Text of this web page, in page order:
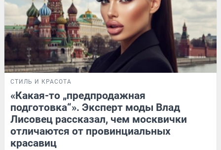
СТИЛЬ И КРАСОТА
«Какая-то „предпродажная
подготовка“». Эксперт моды Влад
Лисовец рассказал, чем москвички
отличаются от провинциальных
красавиц